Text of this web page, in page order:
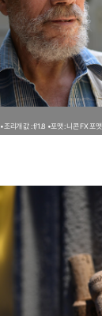
•조리개 값 : f/1.8 •포맷 : 니콘 FX 포맷